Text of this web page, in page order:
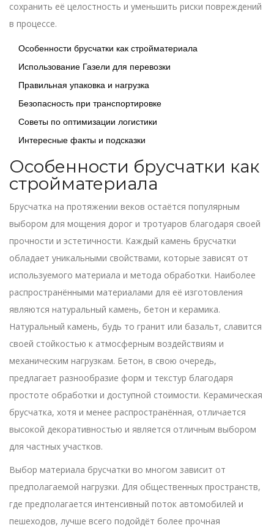
сохранить её целостность и уменьшить риски повреждений
в процессе.
Особенности брусчатки как стройматериала
Использование Газели для перевозки
Правильная упаковка и нагрузка
Безопасность при транспортировке
Советы по оптимизации логистики
Интересные факты и подсказки
Особенности брусчатки как
стройматериала
Брусчатка на протяжении веков остаётся популярным
выбором для мощения дорог и тротуаров благодаря своей
прочности и эстетичности. Каждый камень брусчатки
обладает уникальными свойствами, которые зависят от
используемого материала и метода обработки. Наиболее
распространёнными материалами для её изготовления
являются натуральный камень, бетон и керамика.
Натуральный камень, будь то гранит или базальт, славится
своей стойкостью к атмосферным воздействиям и
механическим нагрузкам. Бетон, в свою очередь,
предлагает разнообразие форм и текстур благодаря
простоте обработки и доступной стоимости. Керамическая
брусчатка, хотя и менее распространённая, отличается
высокой декоративностью и является отличным выбором
для частных участков.
Выбор материала брусчатки во многом зависит от
предполагаемой нагрузки. Для общественных пространств,
где предполагается интенсивный поток автомобилей и
пешеходов, лучше всего подойдёт более прочная